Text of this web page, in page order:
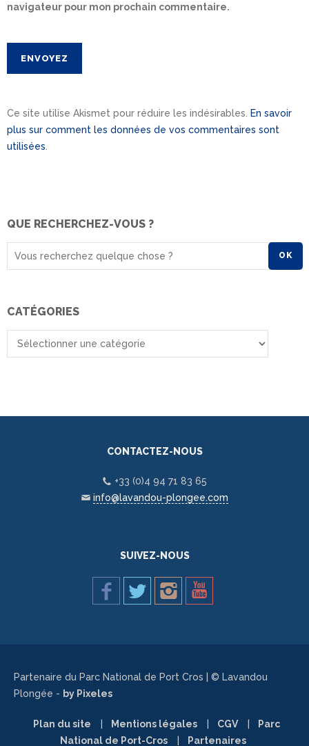
navigateur pour mon prochain commentaire.
Ce site utilise Akismet pour réduire les indésirables.
En savoir
plus sur comment les données de vos commentaires sont
utilisées
QUE RECHERCHEZ-VOUS ?
OK
CATÉGORIES
CONTACTEZ-NOUS
+33 (0)4 94 71 83 65
info@lavandou-plongee.com
SUIVEZ-NOUS
Partenaire du Parc National de Port Cros | © Lavandou
Plongée - by Pixeles
Plan du site Mentions légales CGV
Parc
National de Port-Cros
Partenaires